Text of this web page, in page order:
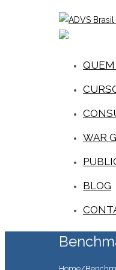
WAR
BLOG